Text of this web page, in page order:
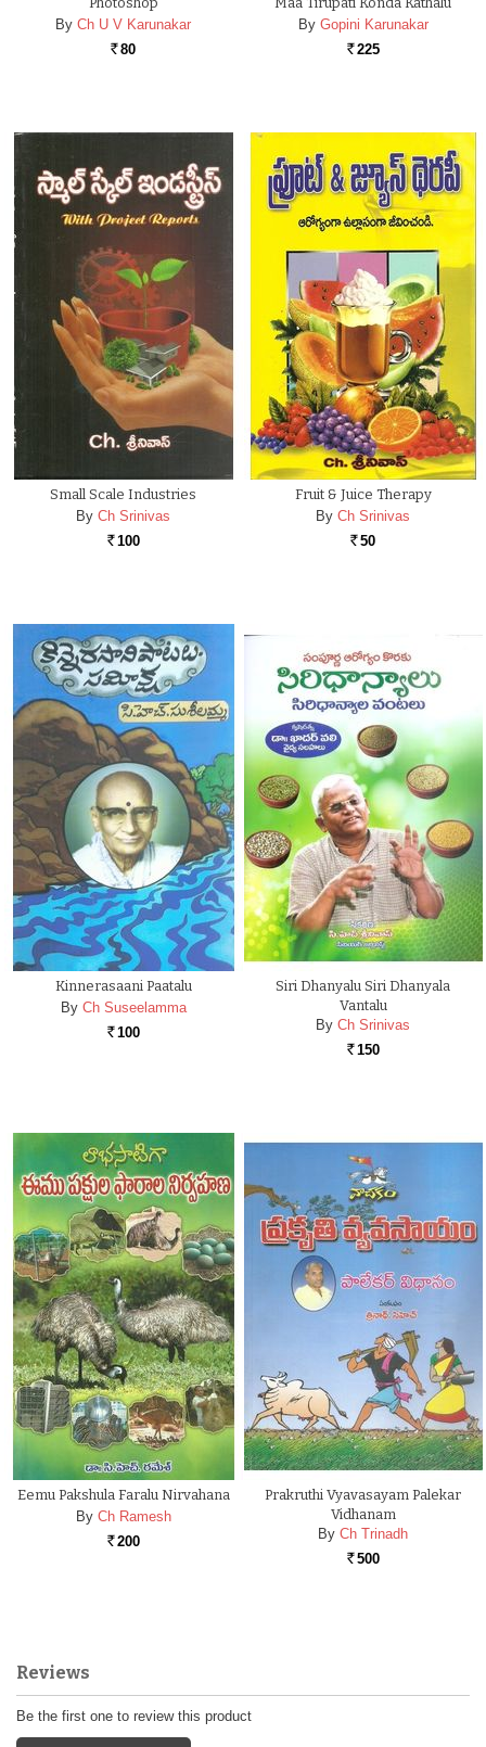
By Ch U V Karunakar
Rs. 80
By Gopini Karunakar
Rs. 225
Small Scale Industries
By Ch Srinivas
Rs. 100
Fruit & Juice Therapy
By Ch Srinivas
Rs. 50
Kinnerasaani Paatalu
By Ch Suseelamma
Rs. 100
Siri Dhanyalu Siri Dhanyala
Vantalu
By Ch Srinivas
Rs. 150
Eemu Pakshula Faralu Nirvahana
By Ch Ramesh
Rs. 200
Prakruthi Vyavasayam Palekar
Vidhanam
By Ch Trinadh
Rs. 500
Reviews
Be the first one to review this product